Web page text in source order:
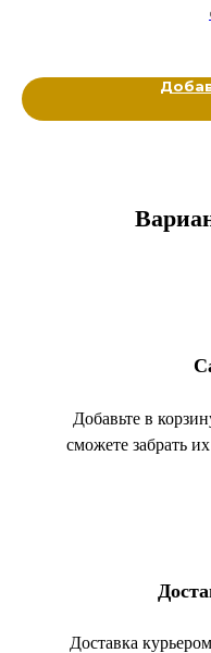
Добавьте в
сможете забрать
Доставка